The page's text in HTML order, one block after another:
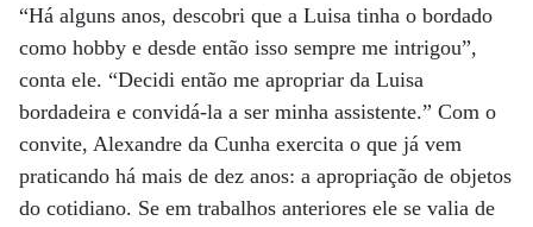
“Há alguns anos, descobri que a Luisa tinha o bordado
como hobby e desde então isso sempre me intrigou”,
conta ele. “Decidi então me apropriar da Luisa
bordadeira e convidá-la a ser minha assistente.” Com o
convite, Alexandre da Cunha exercita o que já vem
praticando há mais de dez anos: a apropriação de objetos
do cotidiano. Se em trabalhos anteriores ele se valia de